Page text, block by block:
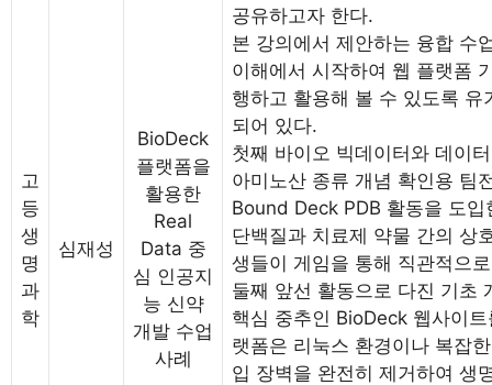
고
등
생
명
과
학
심재성
BioDeck
플랫폼을
활용한
Real
Data 중
심 인공지
능 신약
개발 수업
사례
공유하고자 한다.
본 강의에서 제안하는 융합 수
이해에서 시작하여 웹 플랫폼
행하고 활용해 볼 수 있도록
되어 있다.
첫째 바이오 빅데이터와 데이
아미노산 종류 개념 확인용 팀
Bound Deck PDB 활동을 도
단백질과 치료제 약물 간의 상
생들이 게임을 통해 직관적으
둘째 앞선 활동으로 다진 기초
핵심 중추인 BioDeck 웹사이
랫폼은 리눅스 환경이나 복잡
입 장벽을 완전히 제거하여 생